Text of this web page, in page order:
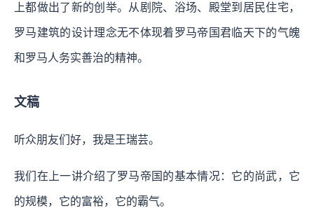
上都做出了新的创举。从剧院、浴场、殿堂到居民住宅，
罗马建筑的设计理念无不体现着罗马帝国君临天下的气魄
和罗马人务实善治的精神。
文稿
听众朋友们好，我是王瑞芸。
我们在上一讲介绍了罗马帝国的基本情况：它的尚武，它
的规模，它的富裕，它的霸气。